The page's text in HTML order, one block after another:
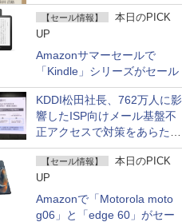
【セール情報】
本日のPICK
UP
Amazonサマーセールで
「Kindle」シリーズがセール
KDDI松田社長、762万人に影
響したISP向けメール基盤不
正アクセスで対策をあらため
て説明
【セール情報】
本日のPICK
UP
Amazonで「Motorola moto
g06」と「edge 60」がセー